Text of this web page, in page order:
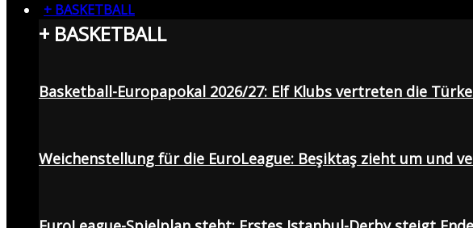
+ BASKETBALL
+ BASKETBALL
Basketball-Europapokal 2026/27: Elf Klubs vertreten die
Weichenstellung für die EuroLeague: Beşiktaş zieht um und